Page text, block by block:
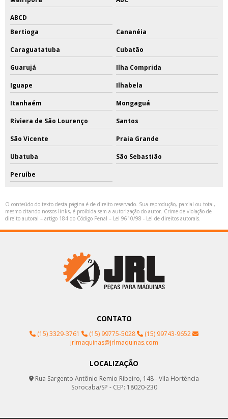
ABCD
Bertioga
Cananéia
Caraguatatuba Cubatão
Guarujá Ilha Comprida
Iguape Ilhabela
Itanhaém Mongaguá
Riviera de São Lourenço Santos
São Vicente Praia Grande
Ubatuba São Sebastião
Peruíbe
O conteúdo do texto desta página é de direito reservado. Sua reprodução, parcial ou total,
mesmo citando nossos links, é proibida sem a autorização do autor. Crime de violação de
direito autoral – artigo 184 do Código Penal – Lei 9610/98 - Lei de direitos autorais.
CONTATO
(15) 3329-3761 (15) 99775-5028
(15) 99743-9652
jrlmaquinas@jrlmaquinas.com
LOCALIZAÇÃO
Rua Sargento Antônio Remio Ribeiro, 148 - Vila Hortência
Sorocaba/SP - CEP: 18020-230